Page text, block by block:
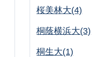
桜美林大(4)
桐蔭横浜大(3)
桐生大(1)